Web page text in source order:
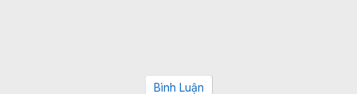
Bình Luận